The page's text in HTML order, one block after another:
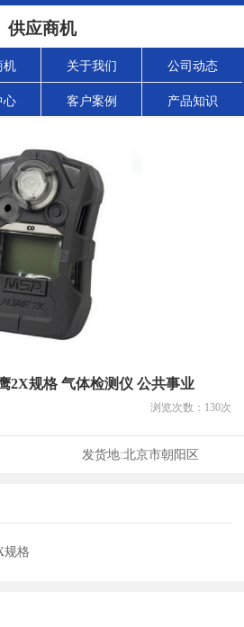
供应商机
机 关于我们 公司动态
心 客户案例 产品知识
2X规格 气体检测仪 公共事业
浏览次数： 130次
发货地:北京市朝阳区
规格